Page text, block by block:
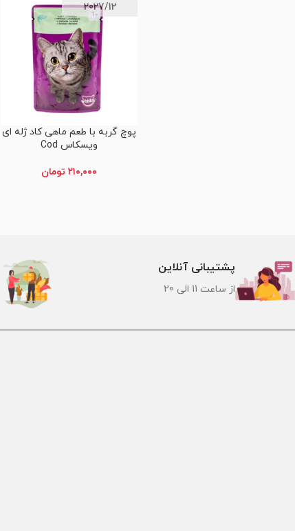
2027/12
افزودن به سبد خرید
پوچ گربه با طعم ماهی کاد ژله ای
ویسکاس Cod
۲۱۰,۰۰۰ تومان
پشتیبانی آنلاین
از ساعت 11 الی 20